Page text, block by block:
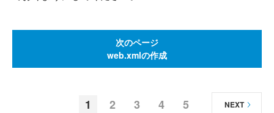
次のページ
web.xmlの作成
1 2 3 4 5 NEXT